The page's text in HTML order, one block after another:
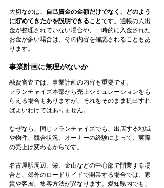
大切なのは、 自己資金の金額だけでなく、どのよう
に貯めてきたかを説明できることです。通帳の入出
金が整理されていない場合や、一時的に入金された
お金が多い場合は、その内容を確認されることもあ
ります。
事業計画に無理がないか
融資審査では、事業計画の内容も重要です。
フランチャイズ本部から売上シミュレーションをも
らえる場合もありますが、それをそのまま提出すれ
ばよいわけではありません。
なぜなら、同じフランチャイズでも、出店する地域
や物件、競合状況、オーナーの経験によって、実際
の売上は変わるからです。
名古屋駅周辺、栄、金山などの中心部で開業する場
合と、郊外のロードサイドで開業する場合では、家
賃や客層、集客方法が異なります。愛知県内でも、